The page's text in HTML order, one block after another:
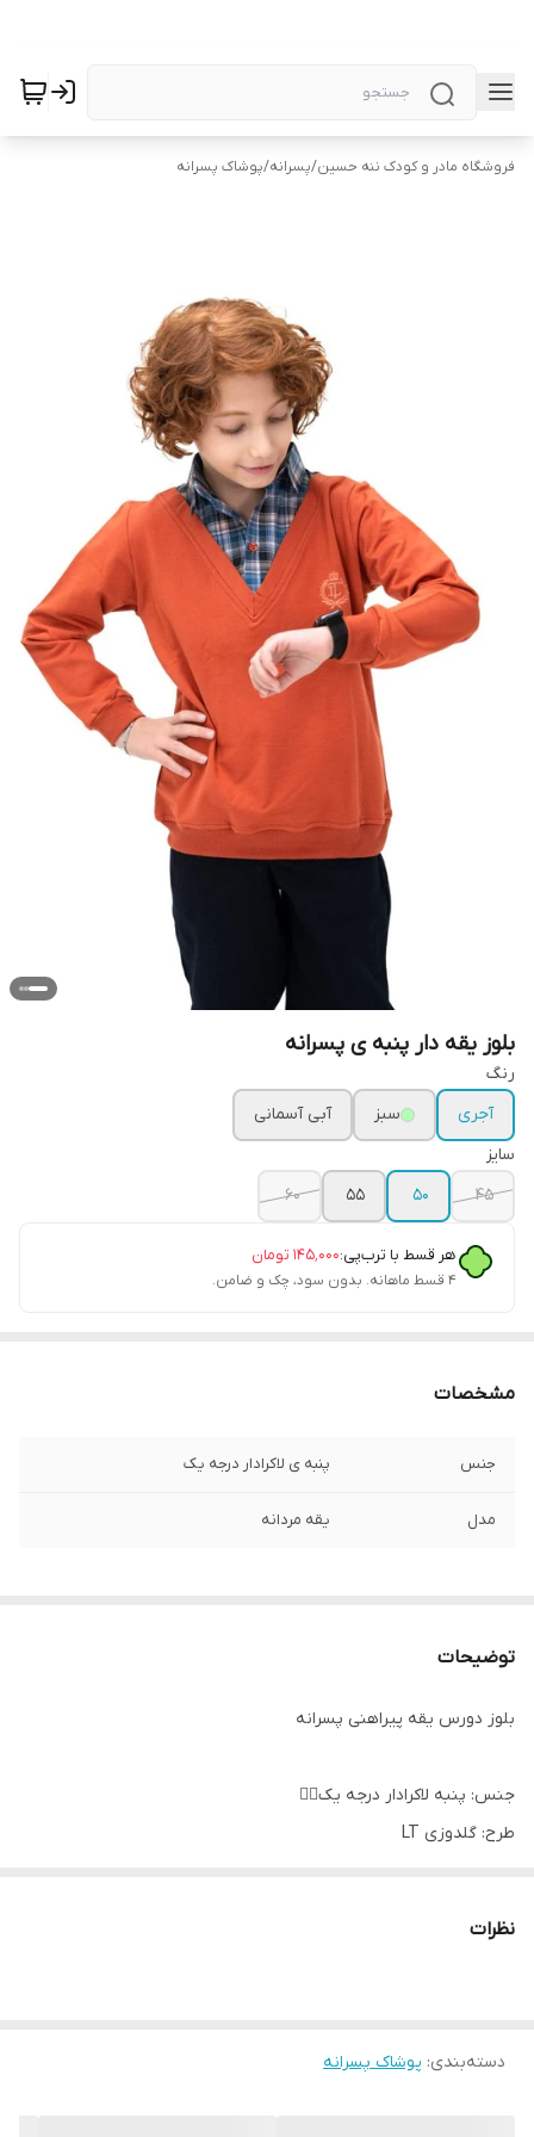
فروشگاه مادر و کودک ننه حسین/پسرانه/پوشاک پسرانه
بلوز یقه دار پنبه ی پسرانه
رنگ
آجری
سبز
آبی آسمانی
سایز
۴۵
۵۰ ۵۵ ۶۰
هر قسط با ترب‌پی:۱۴۵٬۰۰۰ تومان
۴ قسط ماهانه. بدون سود، چک و ضامن.
مشخصات
جنس پنبه ی لاکرادار درجه یک
مدل یقه مردانه
توضیحات
بلوز دورس یقه پیراهنی پسرانه
جنس: پنبه لاکرادار درجه یک👌🏻
طرح: گلدوزی LT
مناسب سن: ۳ تا ۱۱ سال
۵۰: پهنا ۴۰، آستین ۴۲، قدبلوز ۴۸
نظرات
دسته‌بندی: پوشاک پسرانه